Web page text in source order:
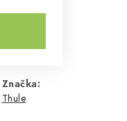
Značka:
Thule